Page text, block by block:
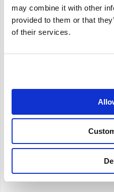
may combine it with other
provided to them or that
of their services.
Merk
Artikelcode
OE referentie